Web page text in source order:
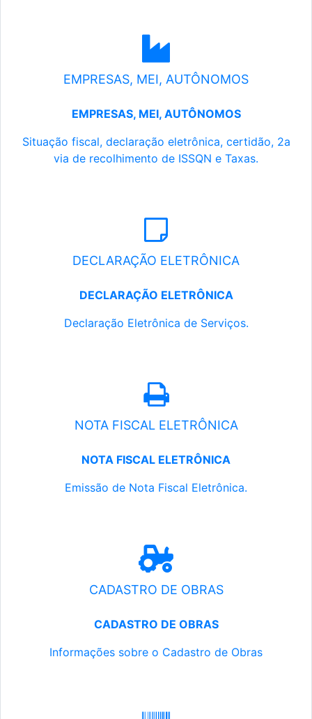
EMPRESAS, MEI, AUTÔNOMOS
EMPRESAS, MEI, AUTÔNOMOS
Situação fiscal, declaração eletrônica, certidão, 2a
via de recolhimento de ISSQN e Taxas.
DECLARAÇÃO ELETRÔNICA
DECLARAÇÃO ELETRÔNICA
Declaração Eletrônica de Serviços.
NOTA FISCAL ELETRÔNICA
NOTA FISCAL ELETRÔNICA
Emissão de Nota Fiscal Eletrônica.
CADASTRO DE OBRAS
CADASTRO DE OBRAS
Informações sobre o Cadastro de Obras